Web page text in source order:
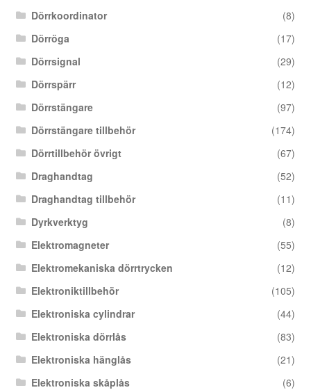
Dörrkoordinator
(8)
Dörröga
(17)
Dörrsignal
(29)
Dörrspärr
(12)
Dörrstängare
(97)
Dörrstängare tillbehör
(174)
Dörrtillbehör övrigt
(67)
Draghandtag
(52)
Draghandtag tillbehör
(11)
Dyrkverktyg
(8)
Elektromagneter
(55)
Elektromekaniska dörrtrycken
(12)
Elektroniktillbehör
(105)
Elektroniska cylindrar
(44)
Elektroniska dörrlås
(83)
Elektroniska hänglås
(21)
Elektroniska skåplås
(6)